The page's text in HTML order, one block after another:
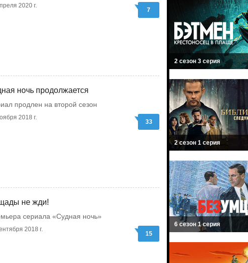
2020 г.
7
ночь продолжается
продлен на второй сезон
2018 г.
33
не жди!
сериала «Судная ночь»
2018 г.
15
2 сезон 3 серия
2 сезон 1 серия
6 сезон 1 серия